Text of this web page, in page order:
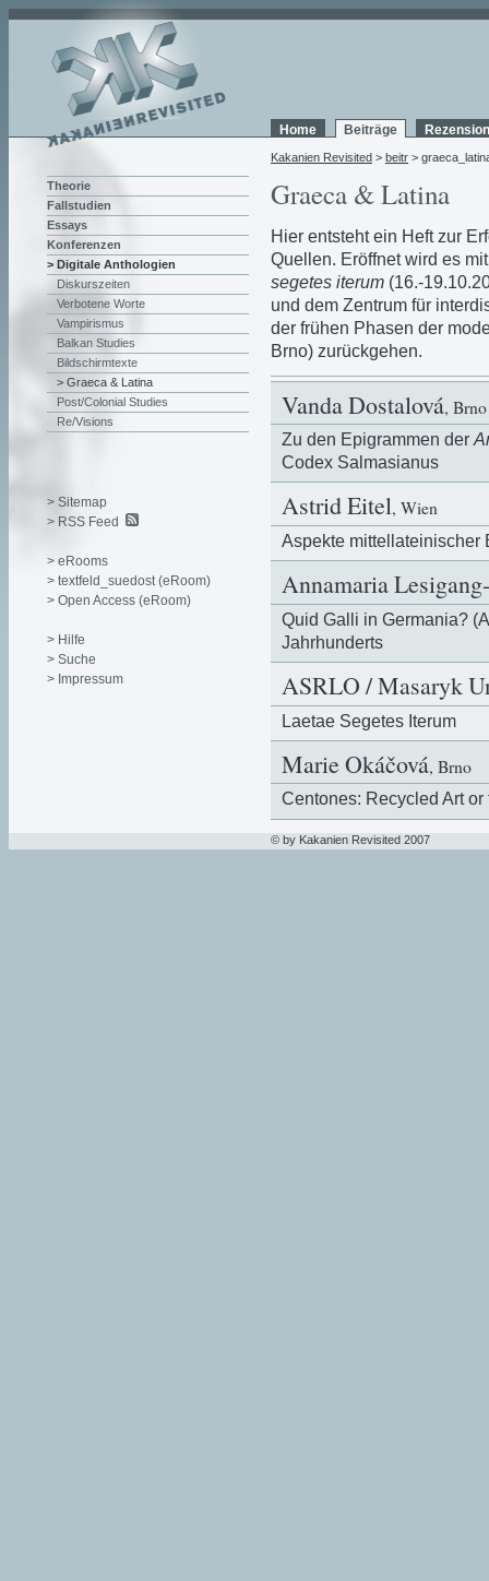
Home Beiträge
Kakanien Revisited > beitr >
Graeca & Latina
Hier entsteht ein Heft zur
Quellen. Eröffnet wird es
segetes iterum (16.-
und dem Zentrum für
der frühen Phasen der
Brno) zurückgehen.
Vanda Dostalová, Brno
Zu den Epigrammen der
Codex Salmasianus
Astrid Eitel, Wien
Aspekte mittellateinischer
Annamaria
Quid Galli in Germania?
Jahrhunderts
ASRLO / Masaryk
Laetae Segetes Iterum
Marie Okáčová, Brno
Centones: Recycled Art
Theorie
Fallstudien
Essays
Konferenzen
> Digitale Anthologien
Diskurszeiten
Verbotene Worte
Vampirismus
Balkan Studies
Bildschirmtexte
> Graeca & Latina
Post/Colonial Studies
Re/Visions
> Sitemap
> RSS Feed
> eRooms
> textfeld_suedost (eRoom)
> Open Access (eRoom)
> Hilfe
> Suche
> Impressum
© by Kakanien Revisited 2007